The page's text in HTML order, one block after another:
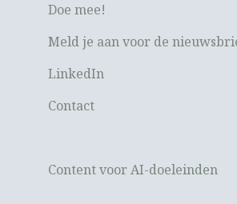
Doe mee!
Meld je aan voor de
LinkedIn
Contact
Content voor AI-doeleinden